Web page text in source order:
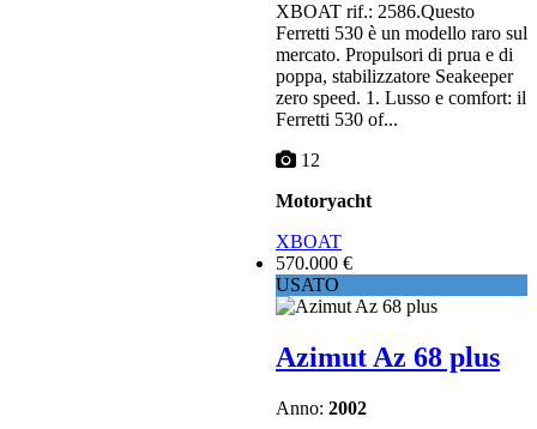
XBOAT rif.: 2586.Questo
Ferretti 530 è un modello raro sul
mercato. Propulsori di prua e di
poppa, stabilizzatore Seakeeper
zero speed. 1. Lusso e comfort: il
Ferretti 530 of...
12
Motoryacht
XBOAT
570.000 €
USATO
Azimut Az 68 plus
Anno: 2002